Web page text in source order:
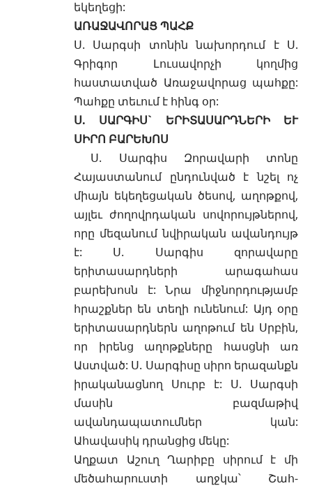
եկեղեցի:
ԱՌԱՋԱՎՈՐԱՑ ՊԱՀՔ
Ս. Սարգսի տոնին նախորդում է Ս.
Գրիգոր Լուսավորչի կողմից
հաստատված Առաջավորաց պահքը:
Պահքը տեւում է հինգ օր:
Ս. ՍԱՐԳԻՍ` ԵՐԻՏԱՍԱՐԴՆԵՐԻ ԵՒ
ՍԻՐՈ ԲԱՐԵԽՈՍ
Ս. Սարգիս Զորավարի տոնը
Հայաստանում ընդունված է նշել ոչ
միայն եկեղեցական ծեսով, աղոթքով,
այլեւ ժողովրդական սովորույթներով,
որը մեզանում նվիրական ավանդույթ
է: Ս. Սարգիս զորավարը
երիտասարդների արագահաս
բարեխոսն է: Նրա միջնորդությամբ
հրաշքներ են տեղի ունենում: Այդ օրը
երիտասարդներն աղոթում են Սրբին,
որ իրենց աղոթքները հասցնի առ
Աստված: Ս. Սարգիսը սիրո երազանքն
իրականացնող Սուրբ է: Ս. Սարգսի
մասին բազմաթիվ
ավանդապատումներ կան:
Ահավասիկ դրանցից մեկը:
Աղքատ Աշուղ Ղարիբը սիրում է մի
մեծահարուստի աղջկա՝ Շահ-